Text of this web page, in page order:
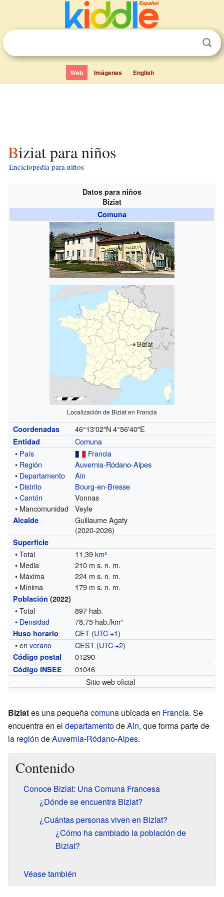
Web Imágenes English
Biziat para niños
Enciclopedia para niños
Datos para niños
Biziat
Comuna
Biziat
Localización de Biziat en Francia
Coordenadas 46°13′02″N 4°56′40″E
Entidad
Comuna
• País
Francia
• Región
Auvernia-Ródano-Alpes
• Departamento
Ain
• Distrito
Bourg-en-Bresse
•Cantón
Vonnas
• Mancomunidad
Veyle
Alcalde
Guillaume Agaty
(2020-2026)
Superficie
• Total 11,39km²
• Media
210 m s. n. m.
• Máxima
224 m s. n. m.
• Mínima
179 m s. n. m.
Población (2022)
• Total
897 hab.
• Densidad 78,75 hab./km²
Huso horario CET (UTC +1)
• enverano CEST (UTC +2)
Código postal 01290
Código INSEE
01046
Sitio web oficial
Biziates una pequeñacomuna ubicada en Francia. Se
encuentra en el departamentodeAin, que forma parte de
la región deAuvernia-Ródano-Alpes.
Contenido
Conoce Biziat: Una Comuna Francesa
¿Dónde se encuentra Biziat?
¿Cuántas personas viven en Biziat?
¿Cómo ha cambiado la población de
Biziat?
Véase también